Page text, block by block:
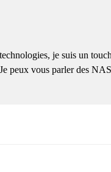
je suis un
peux vous parler des